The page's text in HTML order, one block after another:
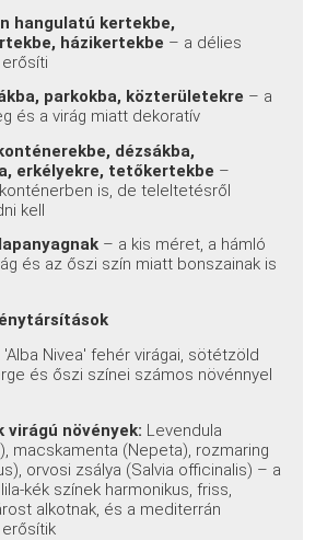
hangulatú kertekbe,
házikertekbe – a délies
parkokba, közterületekre – a
és a virág miatt dekoratív
dézsákba,
erkélyekre, tetőkertekbe –
is, de teleltetésről
kell
– a kis méret, a hámló
és az őszi szín miatt bonszainak is
Nivea' fehér virágai, sötétzöld
és őszi színei számos növénnyel
virágú növények: Levendula
macskamenta (Nepeta), rozmaring
orvosi zsálya (Salvia officinalis) – a
kék színek harmonikus, friss,
alkotnak, és a mediterrán